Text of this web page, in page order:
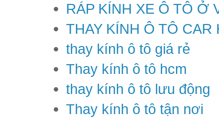
RÁP KÍNH XE Ô TÔ Ở
THAY KÍNH Ô TÔ CAR
thay kính ô tô giá rẻ
Thay kính ô tô hcm
thay kính ô tô lưu động
Thay kính ô tô tận nơi